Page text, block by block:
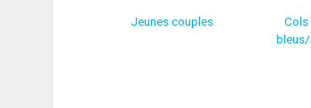
Jeunes couples
Cols